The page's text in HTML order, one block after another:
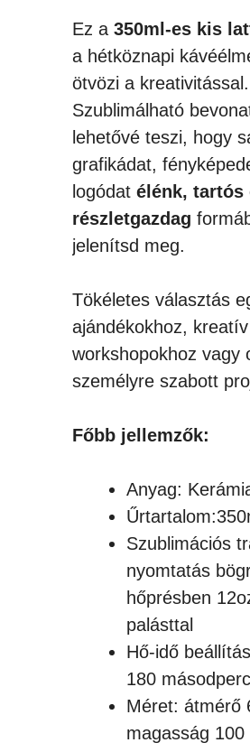
Ez a 350ml-es kis
a hétköznapi
ötvözi a kreativitással.
Szublimálható
lehetővé teszi, hogy
grafikádat,
logódat élénk, tartós
részletgazdag
jelenítsd meg.
Tökéletes választás
ajándékokhoz, kreatív
workshopokhoz vagy
személyre szabott
Főbb jellemzők:
Anyag:
Szublimációs
nyomtatás
hőprésben
palásttal
Hő-idő
180 másodperc
Méret: átmérő
magasság 100